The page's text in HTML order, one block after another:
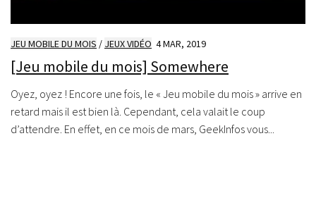
JEU MOBILE DU MOIS / JEUX VIDÉO 4 MAR, 2019
[Jeu mobile du mois] Somewhere
Oyez, oyez ! Encore une fois, le « Jeu mobile du mois » arrive en
retard mais il est bien là. Cependant, cela valait le coup
d’attendre. En effet, en ce mois de mars, GeekInfos vous...